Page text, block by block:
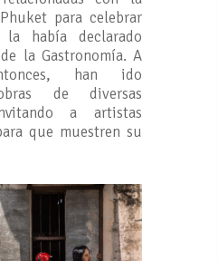
para celebrar
había declarado
la Gastronomía. A
han ido
de diversas
a artistas
que muestren su